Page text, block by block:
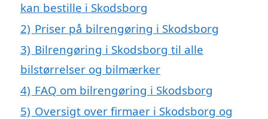
kan bestille i Skodsborg
2) Priser på bilrengøring i Skodsborg
3) Bilrengøring i Skodsborg til alle
bilstørrelser og bilmærker
4) FAQ om bilrengøring i Skodsborg
5) Oversigt over firmaer i Skodsborg og